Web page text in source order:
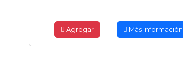
Agregar Más información